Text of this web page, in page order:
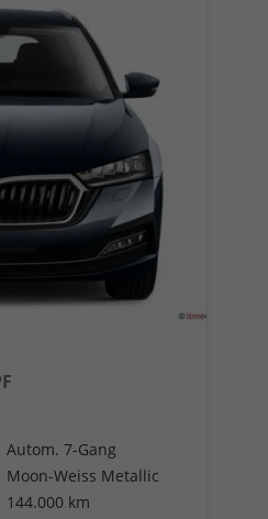
Autom. 7-Gang
Moon-Weiss Metallic
144.000 km